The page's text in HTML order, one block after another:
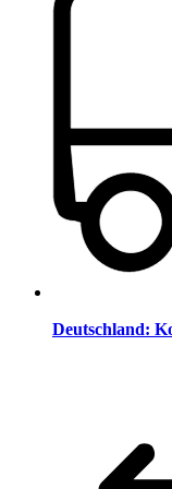
Deutschland: